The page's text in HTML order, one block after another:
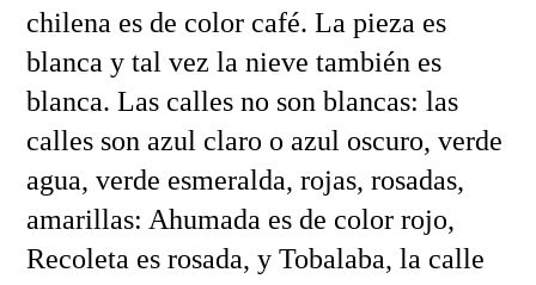
chilena es de color café. La pieza es
blanca y tal vez la nieve también es
blanca. Las calles no son blancas: las
calles son azul claro o azul oscuro, verde
agua, verde esmeralda, rojas, rosadas,
amarillas: Ahumada es de color rojo,
Recoleta es rosada, y Tobalaba, la calle